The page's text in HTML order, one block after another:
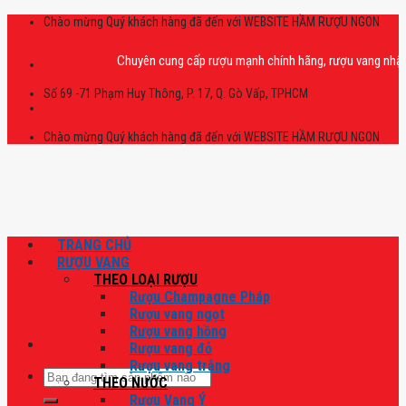
Skip
Chào mừng Quý khách hàng đã đến với WEBSITE HẦM RƯỢU NGON
Chuyên cung cấp rượu mạnh chính hãng, rượu vang nhập
Số 69 -71 Phạm Huy Thông, P. 17, Q. Gò Vấp, TPHCM
Chào mừng Quý khách hàng đã đến với WEBSITE HẦM RƯỢU NGON
Tìm
kiếm:
TRANG CHỦ
RƯỢU VANG
THEO LOẠI RƯỢU
Rượu Champagne Pháp
Rượu vang ngọt
Rượu vang hồng
Rượu vang đỏ
Rượu vang trắng
THEO NƯỚC
Rượu Vang Ý